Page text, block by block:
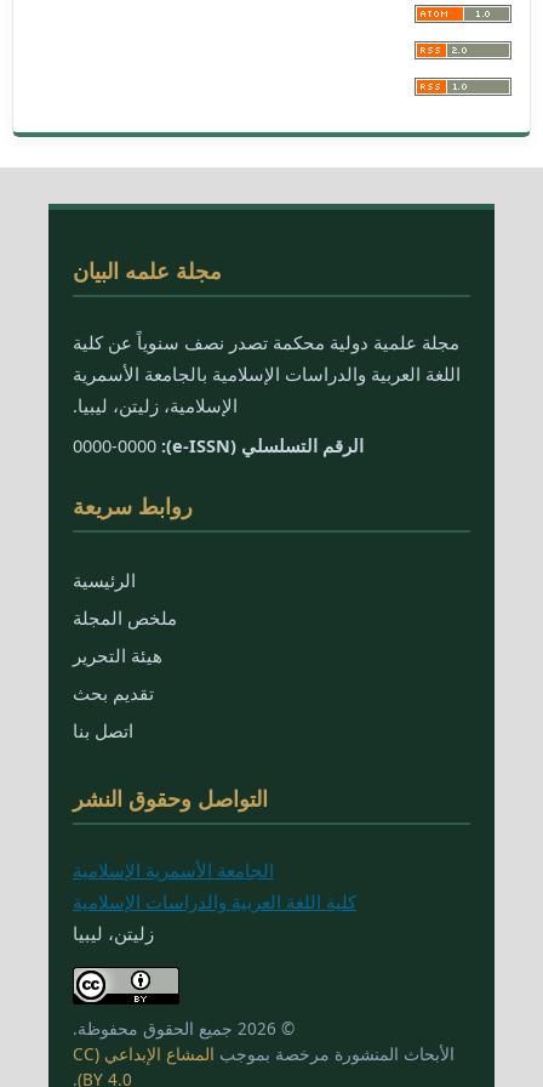
مجلة علمه البيان
مجلة علمية دولية محكمة تصدر نصف سنوياً عن كلية
اللغة العربية والدراسات الإسلامية بالجامعة الأسمرية
الإسلامية، زليتن، ليبيا.
الرقم التسلسلي (e-ISSN):
0000-0000
روابط سريعة
الرئيسية
ملخص المجلة
هيئة التحرير
تقديم بحث
اتصل بنا
التواصل وحقوق النشر
الجامعة الأسمرية الإسلامية
كلية اللغة العربية والدراسات الإسلامية
زليتن، ليبيا
© 2026 جميع الحقوق محفوظة.
الأبحاث المنشورة مرخصة بموجب
المشاع الإبداعي (CC
BY 4.0)
.